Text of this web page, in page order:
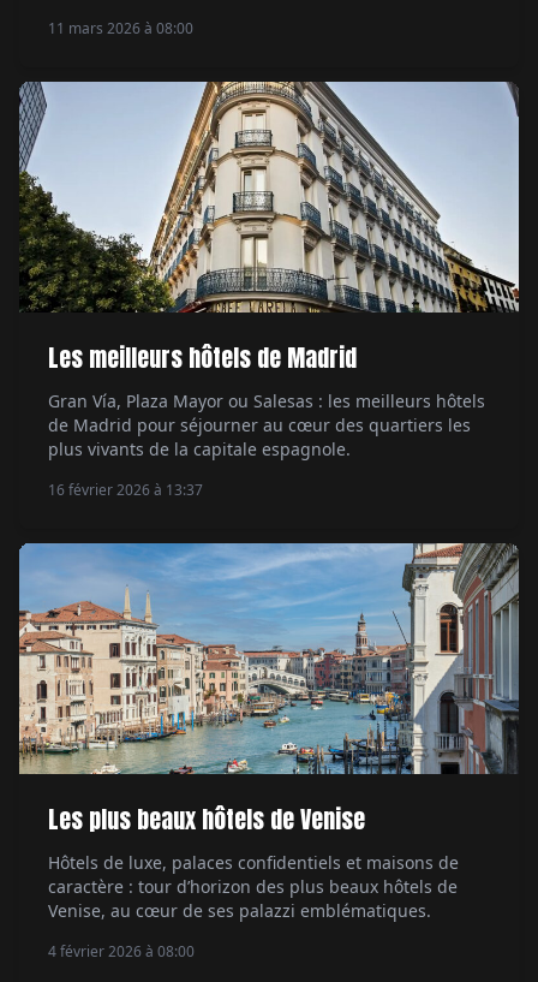
11 mars 2026 à 08:00
Les meilleurs hôtels de Madrid
Gran Vía, Plaza Mayor ou Salesas : les meilleurs hôtels
de Madrid pour séjourner au cœur des quartiers les
plus vivants de la capitale espagnole.
16 février 2026 à 13:37
Les plus beaux hôtels de Venise
Hôtels de luxe, palaces confidentiels et maisons de
caractère : tour d’horizon des plus beaux hôtels de
Venise, au cœur de ses palazzi emblématiques.
4 février 2026 à 08:00